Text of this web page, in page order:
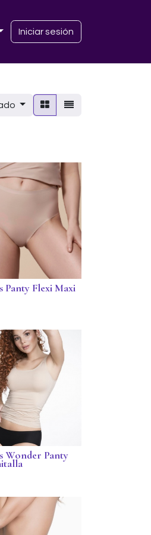
Iniciar sesión
Panty Flexi Maxi
Wonder Panty